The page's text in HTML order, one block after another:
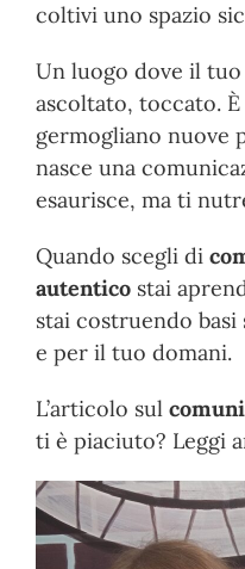
coltivi uno spazio
Un luogo dove il
ascoltato, toccato.
germogliano nuove
nasce una
esaurisce, ma ti
Quando scegli di
autentico stai
stai costruendo
e per il tuo domani.
L’articolo sul
ti è piaciuto? Leggi